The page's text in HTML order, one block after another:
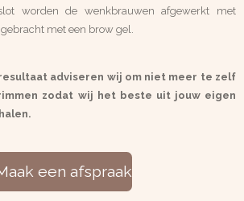
worden de wenkbrauwen afgewerkt met
met een brow gel.
adviseren wij om niet meer te zelf
zodat wij het beste uit jouw eigen
een afspraak